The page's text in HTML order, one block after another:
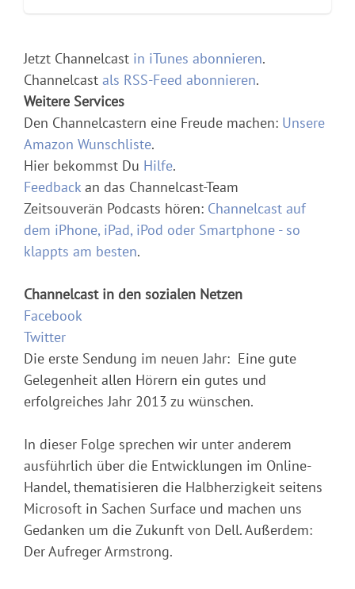
Jetzt Channelcast in iTunes abonnieren.
Channelcast als RSS-Feed abonnieren.
Weitere Services
Den Channelcastern eine Freude machen: Unsere
Amazon Wunschliste.
Hier bekommst Du Hilfe.
Feedback an das Channelcast-Team
Zeitsouverän Podcasts hören: Channelcast auf
dem iPhone, iPad, iPod oder Smartphone - so
klappts am besten.
Channelcast in den sozialen Netzen
Facebook
Twitter
Die erste Sendung im neuen Jahr: Eine gute
Gelegenheit allen Hörern ein gutes und
erfolgreiches Jahr 2013 zu wünschen.
In dieser Folge sprechen wir unter anderem
ausführlich über die Entwicklungen im Online-
Handel, thematisieren die Halbherzigkeit seitens
Microsoft in Sachen Surface und machen uns
Gedanken um die Zukunft von Dell. Außerdem:
Der Aufreger Armstrong.